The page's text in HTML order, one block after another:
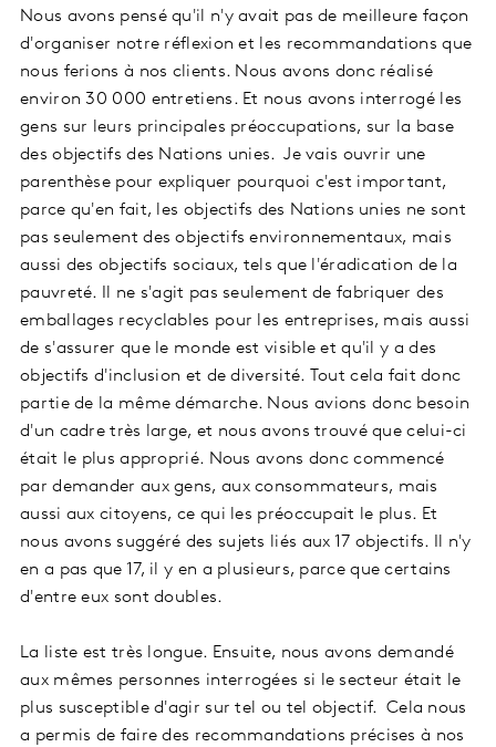
Nous avons pensé qu'il n'y avait pas de meilleure façon
d'organiser notre réflexion et les recommandations que
nous ferions à nos clients. Nous avons donc réalisé
environ 30 000 entretiens. Et nous avons interrogé les
gens sur leurs principales préoccupations, sur la base
des objectifs des Nations unies. Je vais ouvrir une
parenthèse pour expliquer pourquoi c'est important,
parce qu'en fait, les objectifs des Nations unies ne sont
pas seulement des objectifs environnementaux, mais
aussi des objectifs sociaux, tels que l'éradication de la
pauvreté. Il ne s'agit pas seulement de fabriquer des
emballages recyclables pour les entreprises, mais aussi
de s'assurer que le monde est visible et qu'il y a des
objectifs d'inclusion et de diversité. Tout cela fait donc
partie de la même démarche. Nous avions donc besoin
d'un cadre très large, et nous avons trouvé que celui-ci
était le plus approprié. Nous avons donc commencé
par demander aux gens, aux consommateurs, mais
aussi aux citoyens, ce qui les préoccupait le plus. Et
nous avons suggéré des sujets liés aux 17 objectifs. Il n'y
en a pas que 17, il y en a plusieurs, parce que certains
d'entre eux sont doubles.
La liste est très longue. Ensuite, nous avons demandé
aux mêmes personnes interrogées si le secteur était le
plus susceptible d'agir sur tel ou tel objectif. Cela nous
a permis de faire des recommandations précises à nos